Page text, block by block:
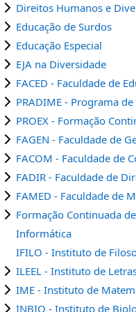
Direitos Humanos e
Educação de Surdos
Educação Especial
EJA na Diversidade
FACED - Faculdade de
PRADIME - Programa
PROEX - Formação
FAGEN - Faculdade de
FACOM - Faculdade de
FADIR - Faculdade de
FAMED - Faculdade de
Formação Continuada
Informática
IFILO - Instituto de
ILEEL - Instituto de
IME - Instituto de
INBIO - Instituto de